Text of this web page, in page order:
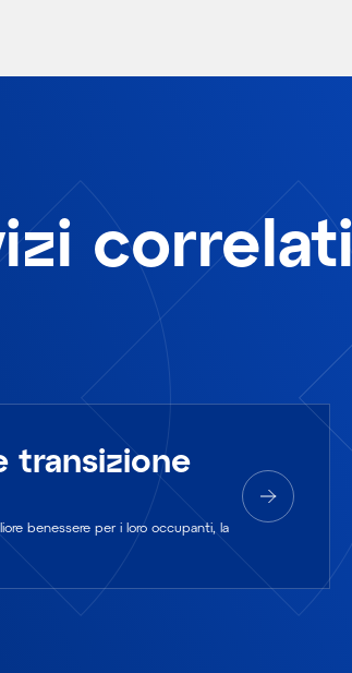
correlati
transizione
benessere per i loro occupanti, la